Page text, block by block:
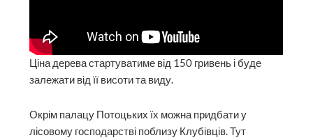
Ціна дерева стартуватиме від 150 гривень і буде
залежати від її висоти та виду.
Окрім палацу Потоцьких їх можна придбати у
лісовому господарстві поблизу Клубівців. Тут